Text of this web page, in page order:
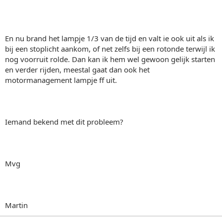
En nu brand het lampje 1/3 van de tijd en valt ie ook uit als ik
bij een stoplicht aankom, of net zelfs bij een rotonde terwijl ik
nog voorruit rolde. Dan kan ik hem wel gewoon gelijk starten
en verder rijden, meestal gaat dan ook het
motormanagement lampje ff uit.
Iemand bekend met dit probleem?
Mvg
Martin